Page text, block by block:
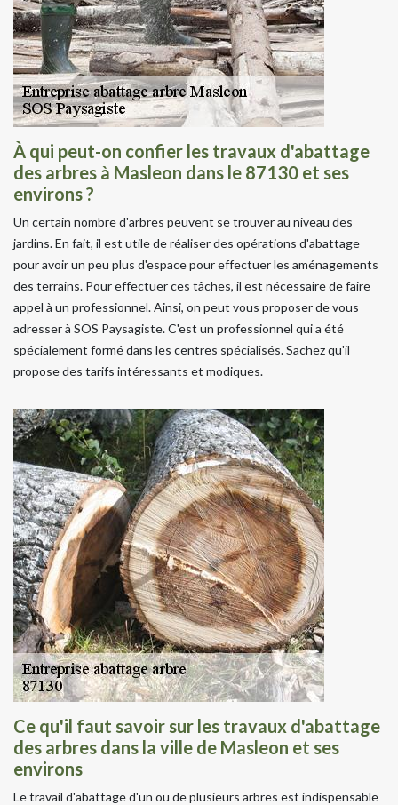
À qui peut-on confier les travaux d'abattage
des arbres à Masleon dans le 87130 et ses
environs ?
Un certain nombre d'arbres peuvent se trouver au niveau des
jardins. En fait, il est utile de réaliser des opérations d'abattage
pour avoir un peu plus d'espace pour effectuer les aménagements
des terrains. Pour effectuer ces tâches, il est nécessaire de faire
appel à un professionnel. Ainsi, on peut vous proposer de vous
adresser à SOS Paysagiste. C'est un professionnel qui a été
spécialement formé dans les centres spécialisés. Sachez qu'il
propose des tarifs intéressants et modiques.
Ce qu'il faut savoir sur les travaux d'abattage
des arbres dans la ville de Masleon et ses
environs
Le travail d'abattage d'un ou de plusieurs arbres est indispensable